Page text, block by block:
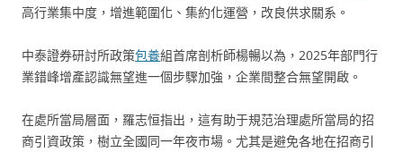
高行業集中度，增進範圍化、集約化運營，改良供求關系。
中泰證券研討所政策包養組首席剖析師楊暢以為，2025年部門行
業錯峰增產認識無望進一個步驟加強，企業間整合無望開啟。
在處所當局層面，羅志恒指出，這有助于規范治理處所當局的招
商引資政策，樹立全國同一年夜市場。尤其是避免各地在招商引